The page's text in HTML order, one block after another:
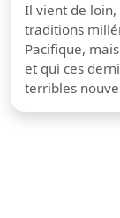
Il vient de
traditions
Pacifique,
et qui ces
terribles